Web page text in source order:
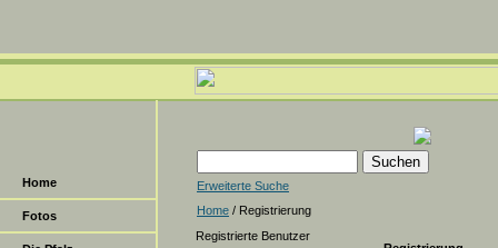
Home
Fotos
Erweiterte Suche
Home / Registrierung
Registrierte Benutzer